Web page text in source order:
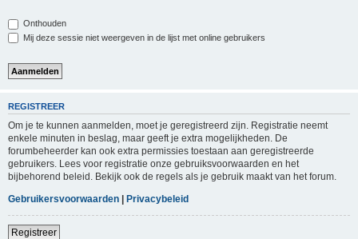
Onthouden
Mij deze sessie niet weergeven in de lijst met online gebruikers
REGISTREER
Om je te kunnen aanmelden, moet je geregistreerd zijn. Registratie neemt
enkele minuten in beslag, maar geeft je extra mogelijkheden. De
forumbeheerder kan ook extra permissies toestaan aan geregistreerde
gebruikers. Lees voor registratie onze gebruiksvoorwaarden en het
bijbehorend beleid. Bekijk ook de regels als je gebruik maakt van het forum.
Gebruikersvoorwaarden | Privacybeleid
Registreer